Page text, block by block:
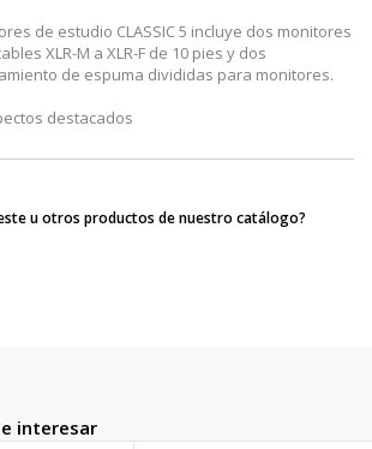
de estudio CLASSIC 5 incluye dos monitores
XLR-M a XLR-F de 10 pies y dos
de espuma divididas para monitores.
destacados
u otros productos de nuestro catálogo?
interesar